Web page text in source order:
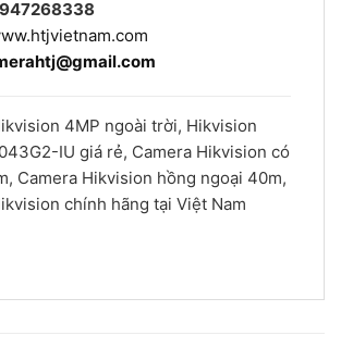
4MP ngoài trời, Hikvision
IU giá rẻ, Camera Hikvision có
Camera Hikvision hồng ngoại 40m,
chính hãng tại Việt Nam